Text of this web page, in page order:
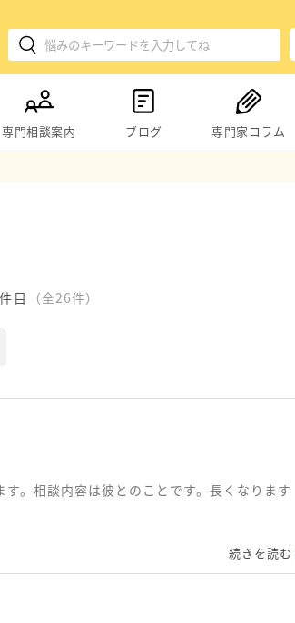
専門相談案内 ブログ 専門家コラム
目 （全26件）
。相談内容は彼とのことです。長くなります
続きを読む